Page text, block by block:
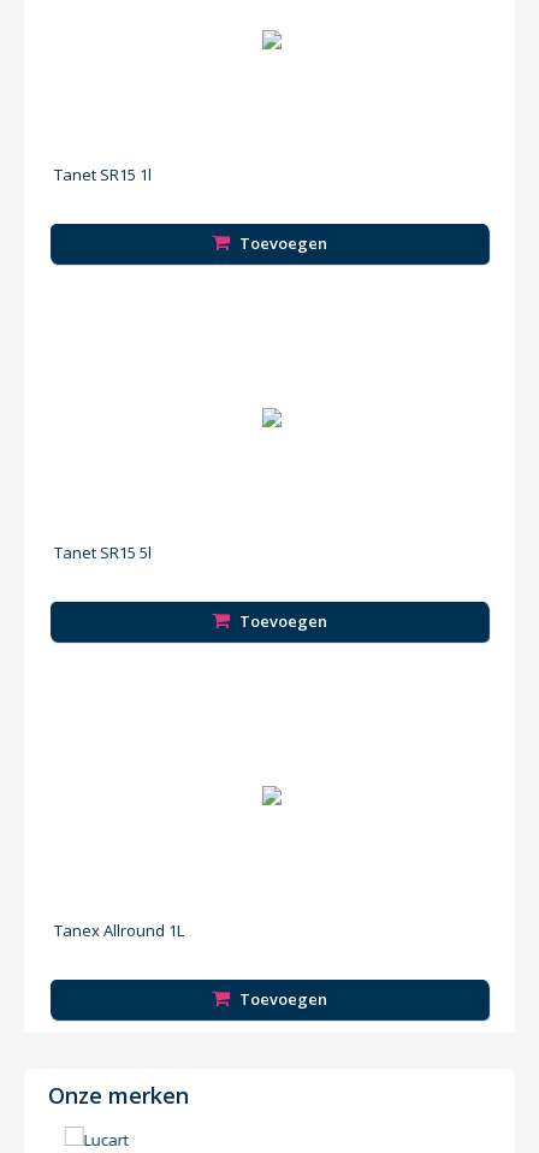
Tanet SR15 1l
Toevoegen
Tanet SR15 5l
Toevoegen
Tanex Allround 1L
Toevoegen
Onze merken